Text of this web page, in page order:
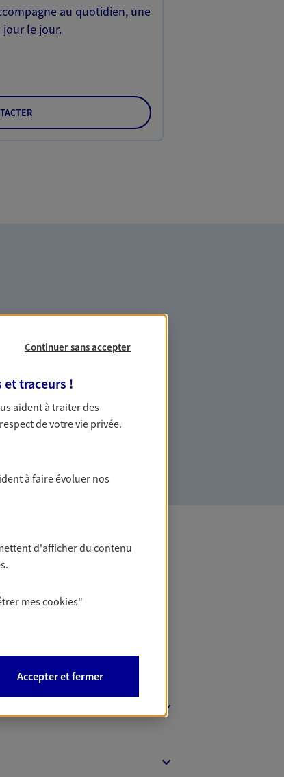
au quotidien, une
le jour.
professionnels et les
des indépendants. Nous
cohérentes pour protéger
Continuer sans accepter
et traceurs !
aident à traiter des
de votre vie privée.
à faire évoluer nos
d'afficher du contenu
mescookies"
Accepter et fermer